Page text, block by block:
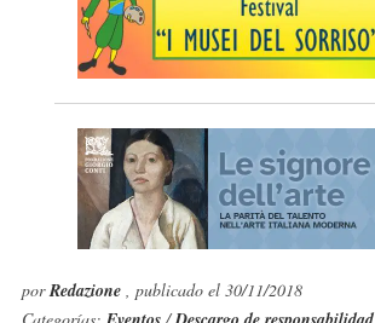
porRedazione , publicado el 30/11/2018